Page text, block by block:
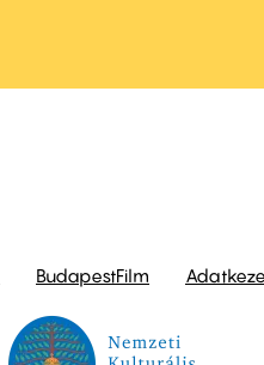
BudapestFilm